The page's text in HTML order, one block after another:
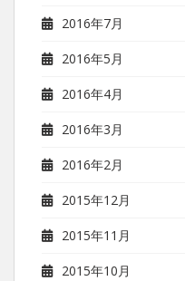
2016年7月
2016年5月
2016年4月
2016年3月
2016年2月
2015年12月
2015年11月
2015年10月